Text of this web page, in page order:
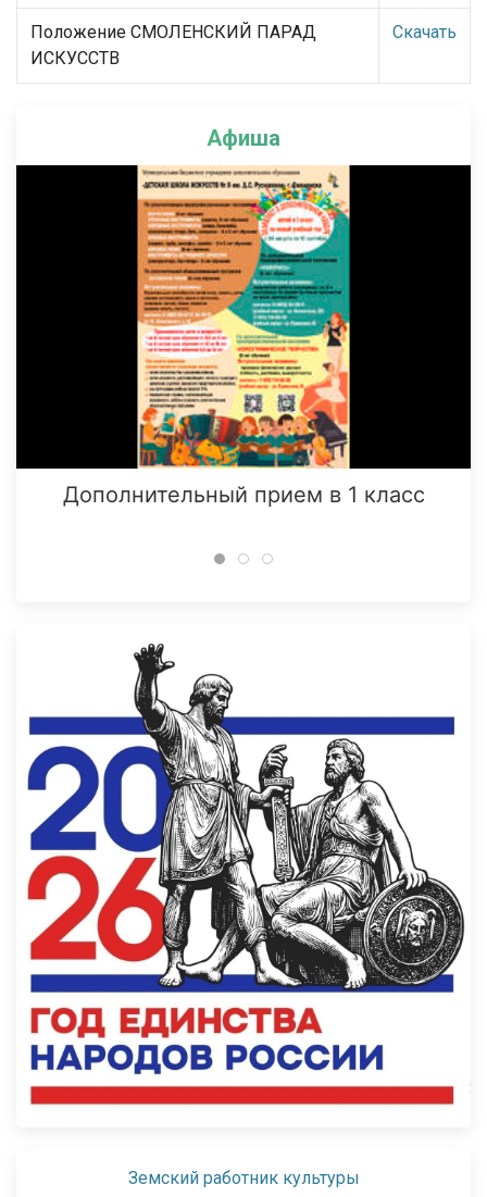
Афиша
Дополнительный прием в 1 класс
Земский работник культуры
Положение СМОЛЕНСКИЙ ПАРАД
ИСКУССТВ
Скачать